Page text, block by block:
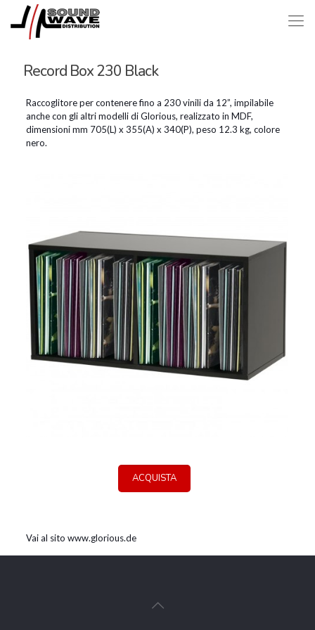
Record Box 230 Black
Raccoglitore per contenere fino a 230 vinili da 12”, impilabile
anche con gli altri modelli di Glorious, realizzato in MDF,
dimensioni mm 705(L) x 355(A) x 340(P), peso 12.3 kg, colore
nero.
ACQUISTA
Vai al sito www.glorious.de